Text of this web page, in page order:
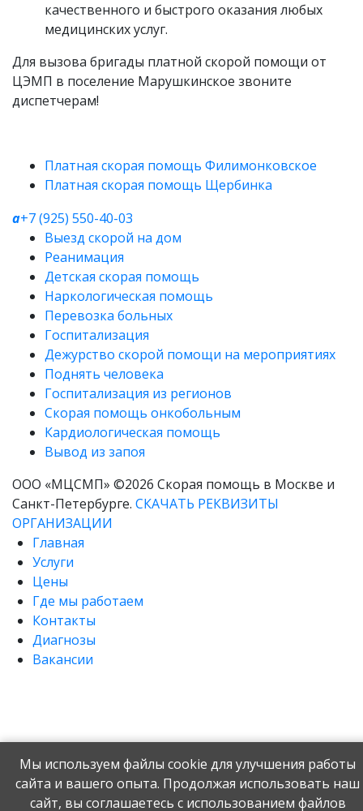
Мы используем файлы cookie для улучшения работы
сайта и вашего опыта. Продолжая использовать наш
сайт, вы соглашаетесь с использованием файлов
качественного и быстрого оказания любых
медицинских услуг.
Для вызова бригады платной скорой помощи от
ЦЭМП в поселение Марушкинское звоните
диспетчерам!
Платная скорая помощь Филимонковское
Платная скорая помощь Щербинка
a+7 (925) 550-40-03
Выезд скорой на дом
Реанимация
Детская скорая помощь
Наркологическая помощь
Перевозка больных
Госпитализация
Дежурство скорой помощи на мероприятиях
Поднять человека
Госпитализация из регионов
Скорая помощь онкобольным
Кардиологическая помощь
Вывод из запоя
ООО «МЦСМП» ©2026 Скорая помощь в Москве и
Санкт-Петербурге. СКАЧАТЬ РЕКВИЗИТЫ
ОРГАНИЗАЦИИ
Главная
Услуги
Цены
Где мы работаем
Контакты
Диагнозы
Вакансии